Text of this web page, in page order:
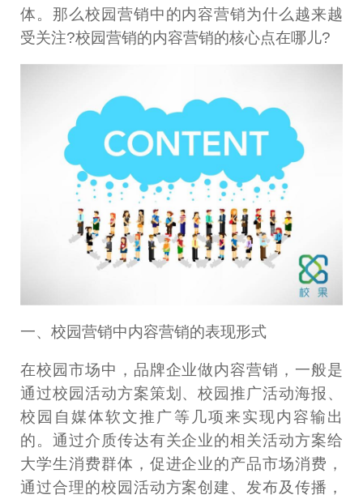
体。那么校园营销中的内容营销为什么越来越
受关注?校园营销的内容营销的核心点在哪儿?
一、校园营销中内容营销的表现形式
在校园市场中，品牌企业做内容营销，一般是
通过校园活动方案策划、校园推广活动海报、
校园自媒体软文推广等几项来实现内容输出
的。通过介质传达有关企业的相关活动方案给
大学生消费群体，促进企业的产品市场消费，
通过合理的校园活动方案创建、发布及传播，